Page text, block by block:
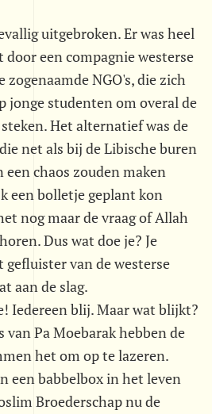
uitgebroken. Er was heel
een compagnie westerse
zogenaamde NGO's, die zich
jonge studenten om overal de
Het alternatief was de
net als bij de Libische buren
chaos zouden maken
een bolletje geplant kon
nog maar de vraag of Allah
Dus wat doe je? Je
van de westerse
aan de slag.
Iedereen blij. Maar wat blijkt?
van Pa Moebarak hebben de
het om op te lazeren.
een babbelbox in het leven
Broederschap nu de